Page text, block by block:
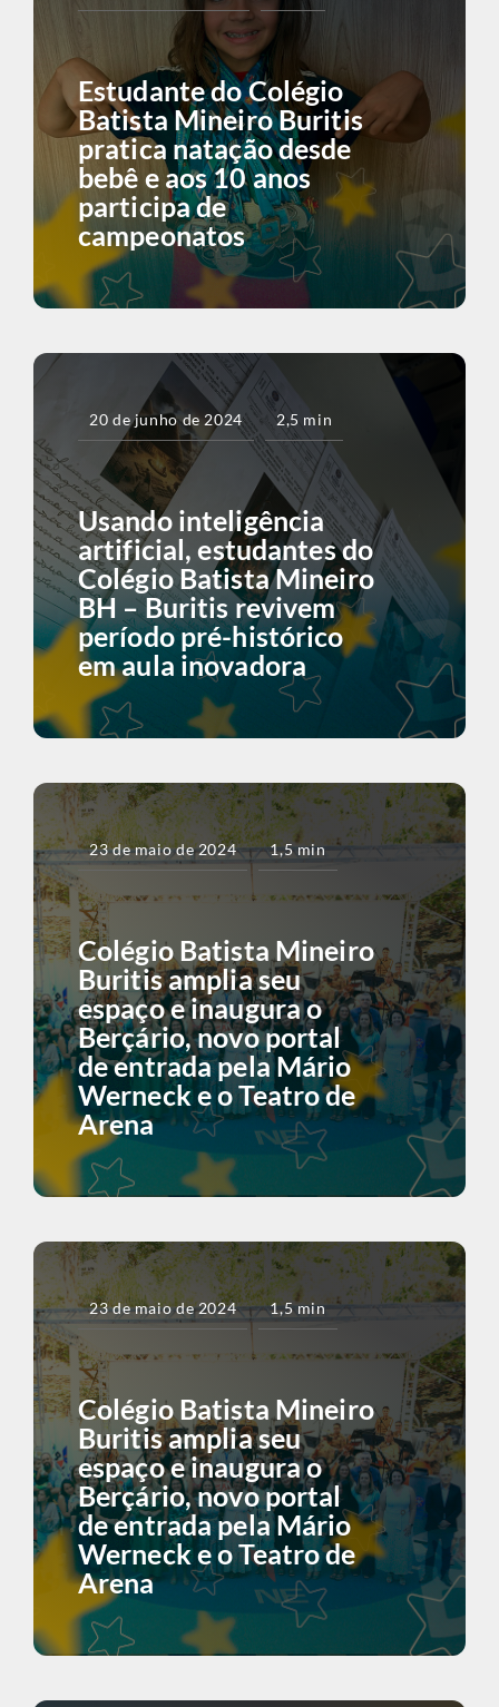
Estudante do Colégio
Batista Mineiro Buritis
pratica natação desde
bebê e aos 10 anos
participa de
campeonatos
20 de junho de 2024 2,5 min
Usando inteligência
artificial, estudantes do
Colégio Batista Mineiro
BH – Buritis revivem
período pré-histórico
em aula inovadora
23 de maio de 2024 1,5 min
Colégio Batista Mineiro
Buritis amplia seu
espaço e inaugura o
Berçário, novo portal
de entrada pela Mário
Werneck e o Teatro de
Arena
23 de maio de 2024 1,5 min
Colégio Batista Mineiro
Buritis amplia seu
espaço e inaugura o
Berçário, novo portal
de entrada pela Mário
Werneck e o Teatro de
Arena